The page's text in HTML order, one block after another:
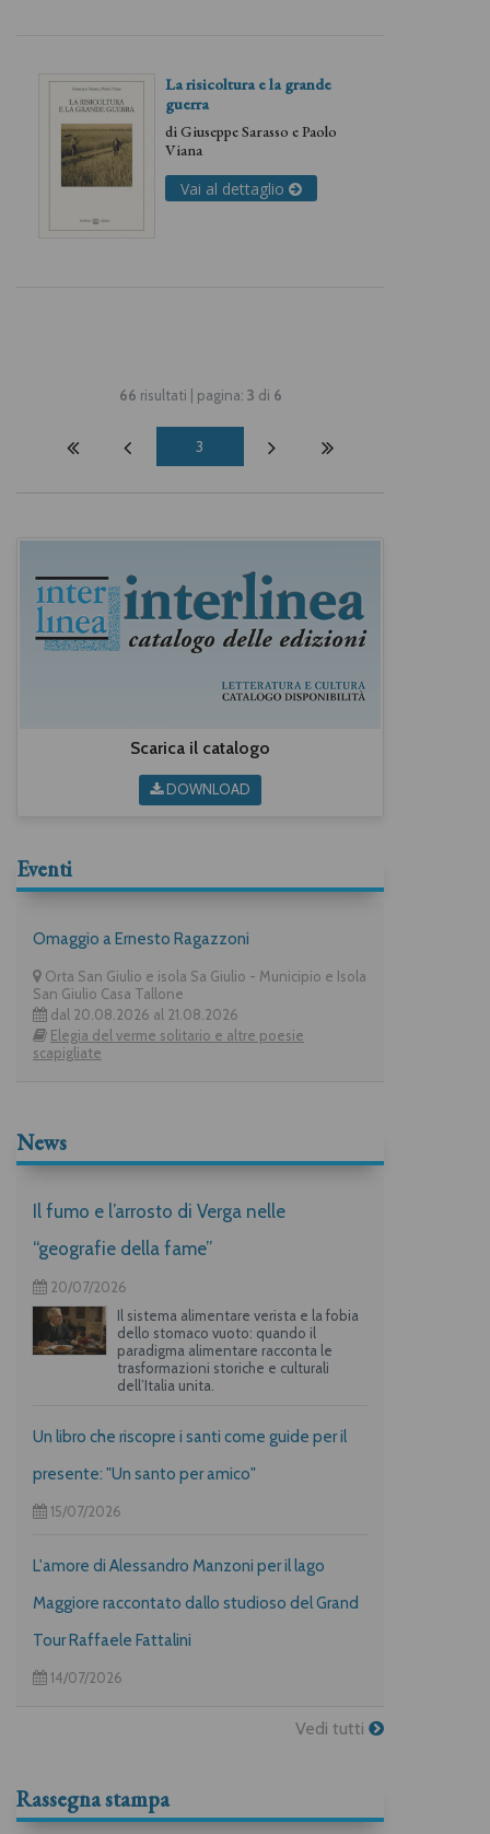
La risicoltura e la grande
guerra
diGiuseppe Sarasso ePaolo
Viana
Vai al dettaglio
66 risultati | pagina: 3 di 6
3
Scarica il catalogo
DOWNLOAD
Eventi
Omaggio a Ernesto Ragazzoni
Orta San Giulio e isola Sa Giulio - Municipio e Isola
San Giulio Casa Tallone
dal 20.08.2026 al 21.08.2026
Elegia del verme solitario e altre poesie
scapigliate
News
Il fumo e l’arrosto di Verga nelle
“geografie della fame”
20/07/2026
Il sistema alimentare verista e la fobia
dello stomaco vuoto: quando il
paradigma alimentare racconta le
trasformazioni storiche e culturali
dell’Italia unita.
Un libro che riscopre i santi come guide per il
presente: "Un santo per amico"
15/07/2026
L'amore di Alessandro Manzoni per il lago
Maggiore raccontato dallo studioso del Grand
Tour Raffaele Fattalini
14/07/2026
Vedi tutti
Rassegna stampa